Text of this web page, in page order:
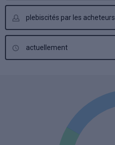
plebiscités par les acheteurs
actuellement